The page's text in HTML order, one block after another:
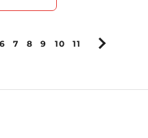
6 7 8 9 10 11